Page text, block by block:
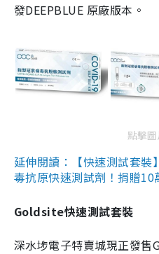
發DEEPBLUE 原廠版本。
點擊
延伸閱讀：【快速測試套
毒抗原快速測試劑！捐贈
Goldsite快速測試套裝
深水埗電子特賣城現正發